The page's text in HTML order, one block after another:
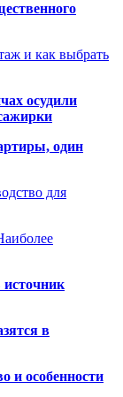
и как выбрать
осудили
один
для
в
и особенности